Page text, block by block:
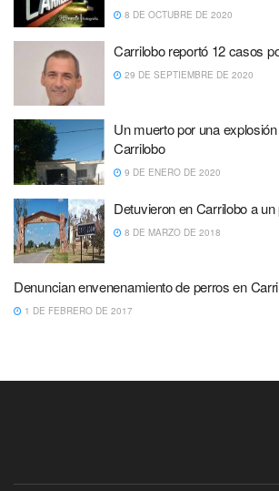
8 DE OCTUBRE DE 2020
Carrilobo reportó 12 casos
29 DE SEPTIEMBRE DE 2020
Un muerto por una
Carrilobo
9 DE ENERO DE 2020
Detuvieron en Carrilobo a
8 DE MARZO DE 2018
Denuncian envenenamiento de perros en
1 DE FEBRERO DE 2017